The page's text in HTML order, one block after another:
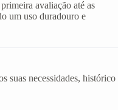
avaliação até as
um uso duradouro e
suas necessidades, histórico